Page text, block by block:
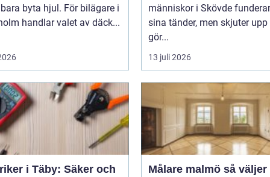
byta hjul. För bilägare i
handlar valet av däck...
människor i Skövde
sina tänder, men skjuter
gör...
13 juli 2026
i Täby: Säker och
Målare malmö så väljer du